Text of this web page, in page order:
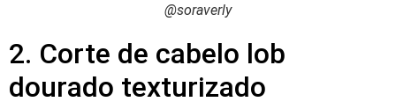
@soraverly
2. Corte de cabelo lob
dourado texturizado